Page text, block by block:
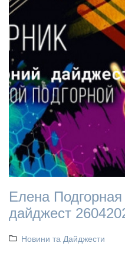
Елена
дайджест
Новини та Дайджести